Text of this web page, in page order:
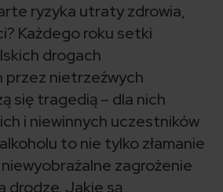
ryzyka utraty zdrowia,
Każdego roku setki
drogach
przez nietrzeźwych
się tragedią – dla nich
i niewinnych uczestników
to nie tylko złamanie
zagrożenie
drodze. Jakie są